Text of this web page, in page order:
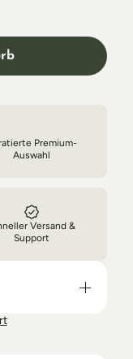
Premium-
Auswahl
Versand &
Support
8 Tagen bei